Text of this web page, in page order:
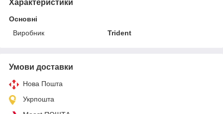
Характеристики
Основні
Виробник
Trident
Умови доставки
Нова Пошта
Укрпошта